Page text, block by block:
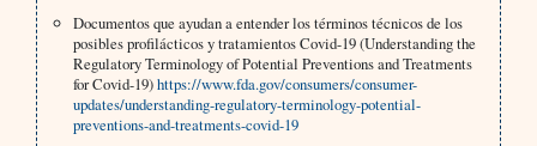
Documentos que ayudan a entender los términos técnicos de los
posibles profilácticos y tratamientos Covid-19 (Understanding the
Regulatory Terminology of Potential Preventions and Treatments
for Covid-19)https://www.fda.gov/consumers/consumer-
updates/understanding-regulatory-terminology-potential-
preventions-and-treatments-covid-19